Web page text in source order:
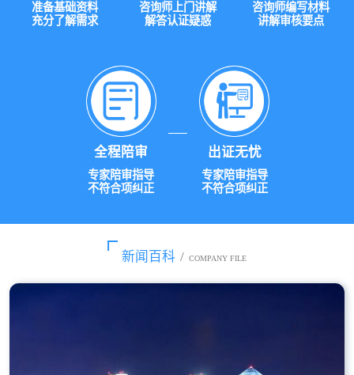
准备基础资料
充分了解需求
咨询师上门讲解
解答认证疑惑
咨询师编写材料
讲解审核要点
全程陪审
专家陪审指导
不符合项纠正
出证无忧
专家陪审指导
不符合项纠正
新闻百科 / COMPANY FILE